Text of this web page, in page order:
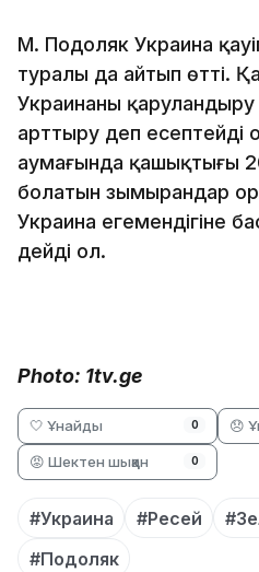
М. Подоляк Украина
туралы да айтып өтті.
Украинаны
арттыру деп есептейді
аумағында қашықтығы
болатын зымырандар
Украина егемендігіне
дейді ол.
Photo: 1tv.ge
🤍 Ұнайды 0 😞
😡 Шектен шыққан 0
#Украина #Ресей
#Подоляк